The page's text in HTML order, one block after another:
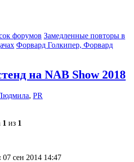
форумов Замедленные повторы в
Форвард Голкипер, Форвард
на NAB Show 2018
, PR
1 из 1
07 сен 2014 14:47